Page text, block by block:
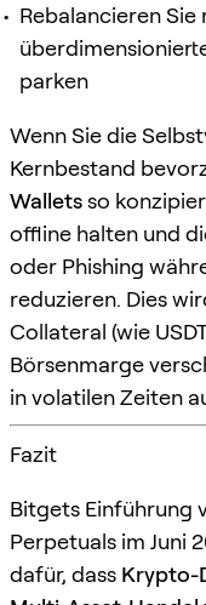
Rebalancieren
parken
Wenn Sie die
Kernbestand
Walletsso
offline halten und
oder Phishing
reduzieren. Dies
Collateral (wie
Börsenmarge
in volatilen Zeiten
Fazit
Bitgets Einführung
Perpetuals im Juni
dafür, dass Krypto-